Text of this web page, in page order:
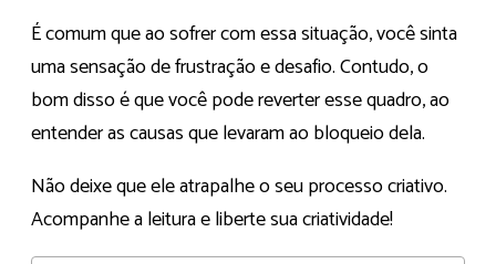
É comum que ao sofrer com essa situação, você sinta
uma sensação de frustração e desafio. Contudo, o
bom disso é que você pode reverter esse quadro, ao
entender as causas que levaram ao bloqueio dela.
Não deixe que ele atrapalhe o seu processo criativo.
Acompanhe a leitura e liberte sua criatividade!